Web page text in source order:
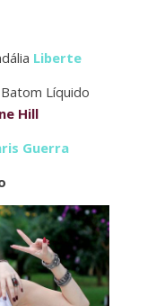
Liberte
Líquido
Hill
Guerra